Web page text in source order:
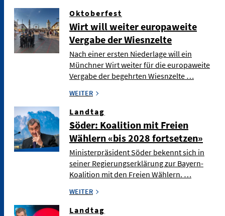
Oktoberfest
Wirt will weiter europaweite
Vergabe der Wiesnzelte
Nach einer ersten Niederlage will ein
Münchner Wirt weiter für die europaweite
Vergabe der begehrten Wiesnzelte …
WEITER
Landtag
Söder: Koalition mit Freien
Wählern «bis 2028 fortsetzen»
Ministerpräsident Söder bekennt sich in
seiner Regierungserklärung zur Bayern-
Koalition mit den Freien Wählern. …
WEITER
Landtag